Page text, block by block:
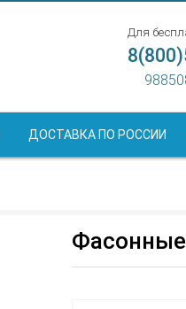
Для
ДОСТАВКА ПО РОССИИ
Фасонные